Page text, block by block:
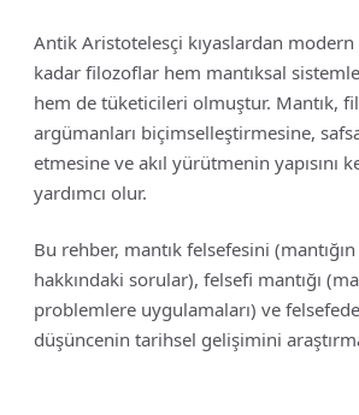
Antik Aristotelesçi kıyaslardan
kadar filozoflar hem mantıksal
hem de tüketicileri olmuştur. Mantık,
argümanları biçimselleştirmesine,
etmesine ve akıl yürütmenin yapısını
yardımcı olur.
Bu rehber, mantık felsefesini (mantığın
hakkındaki sorular), felsefi mantığı
problemlere uygulamaları) ve
düşüncenin tarihsel gelişimini